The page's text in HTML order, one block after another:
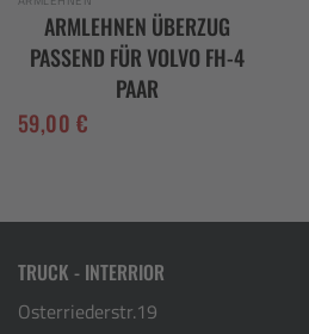
ARMLEHNEN ÜBERZUG
PASSEND FÜR VOLVO FH-4
PAAR
59,00€
TRUCK - INTERRIOR
Osterriederstr.19